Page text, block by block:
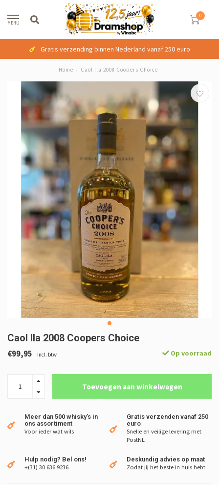
MENU
0
Gratis verzending binnen Nederland vanaf 250 euro
Home Caol Ila 2008 Coopers Choice
Caol Ila 2008 Coopers Choice
€99,95 Incl. btw Op voorraad
Toevoegen aan winkelwagen
Meer dan 500 whisky's in
ons assortiment
Voor ieder wat wils
Gratis verzenden vanaf 250
euro
Snelle en veilige levering met
PostNL
Hulp nodig? Bel ons!
+(31) 30 636 9236
Deskundig advies op maat
Zodat jij het beste in huis hebt